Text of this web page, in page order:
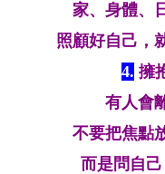
家、身體、
照顧好自己，
4. 擁
有人會
不要把焦點
而是問自